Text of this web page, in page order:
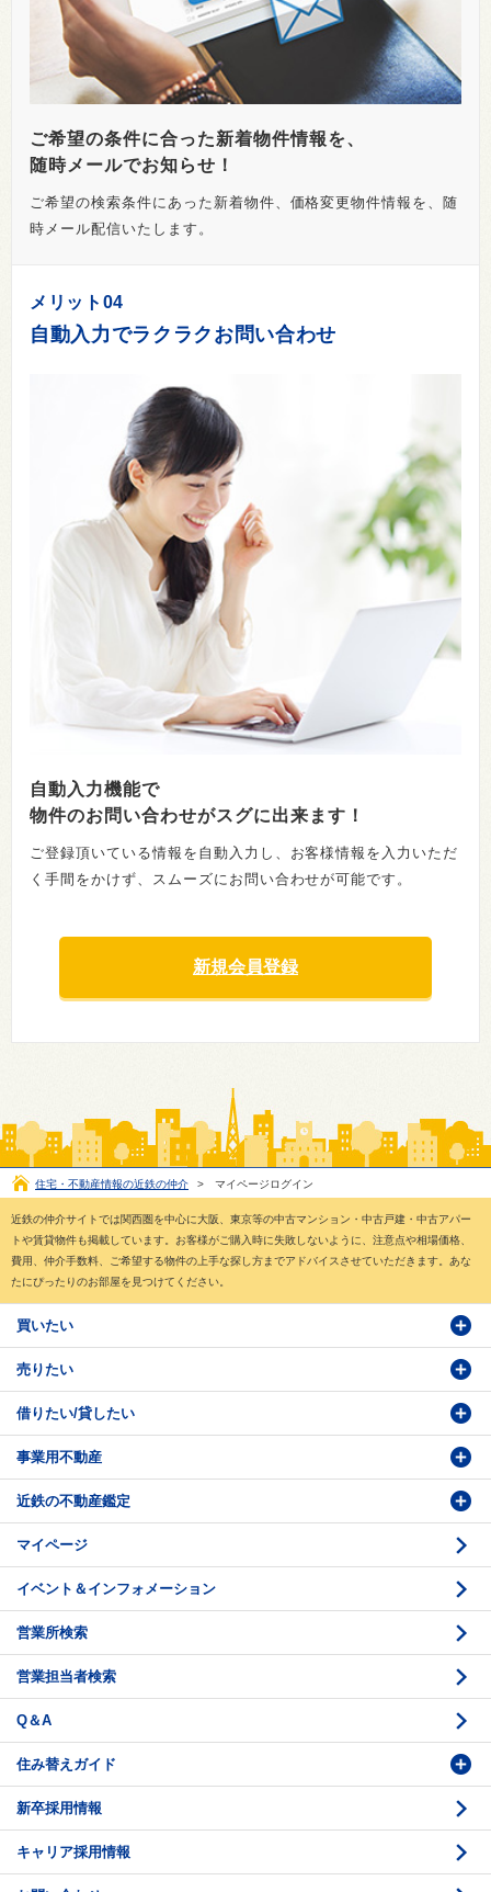
ご希望の条件に合った新着物件情報を、
随時メールでお知らせ！
ご希望の検索条件にあった新着物件、価格変更物件情報を、随
時メール配信いたします。
メリット04
自動入力でラクラクお問い合わせ
自動入力機能で
物件のお問い合わせがスグに出来ます！
ご登録頂いている情報を自動入力し、お客様情報を入力いただ
く手間をかけず、スムーズにお問い合わせが可能です。
新規会員登録
住宅・不動産情報の近鉄の仲介 > マイページログイン
近鉄の仲介サイトでは関西圏を中心に大阪、東京等の中古マンション・中古戸建・中古アパー
トや賃貸物件も掲載しています。お客様がご購入時に失敗しないように、注意点や相場価格、
費用、仲介手数料、ご希望する物件の上手な探し方までアドバイスさせていただきます。あな
たにぴったりのお部屋を見つけてください。
買いたい
物件検索
物件番号検索
投資・事業用検索
購入のお問い合わせ
売りたい
価格査定依頼
売却相談
借りたい/貸したい
賃貸物件検索
学園前賃貸センター
賃貸借のお問い合わせ
事業用不動産
購入・売却の流れ
収益不動産の取扱
底地の資産性
相続と不動産
不動産投資のQ＆A
法人営業センター紹介
近鉄の不動産鑑定
時価評価支援
鑑定評価ご相談例
鑑定評価の流れ
お問い合わせ・ご相談
鑑定センター紹介
マイページ
イベント＆インフォメーション
営業所検索
営業担当者検索
Q＆A
住み替えガイド
価格査定
媒介契約
購入のスケジュール
物件資料の読み方 1
新卒採用情報
キャリア採用情報